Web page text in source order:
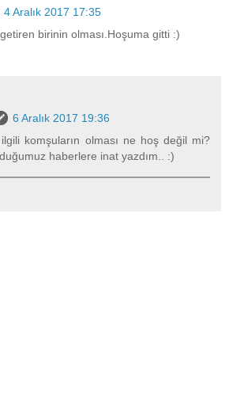
4 Aralık 2017 17:35
birinin olması.Hoşuma gitti :)
6 Aralık 2017 19:36
komşuların olması ne hoş değil mi?
haberlere inat yazdım.. :)